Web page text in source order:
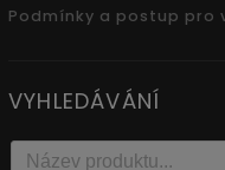
Podmínky a postup pro
VYHLEDÁVÁNÍ